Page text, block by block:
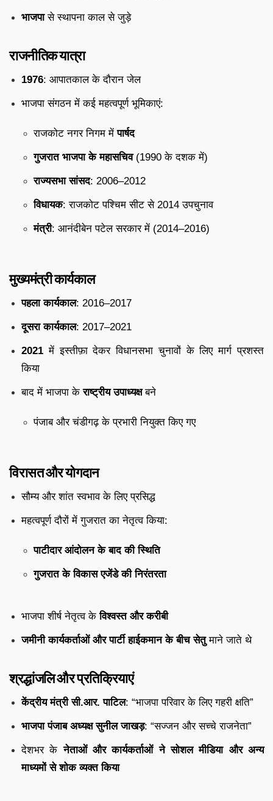
भाजपासे स्थापना काल से जुड़े
राजनीतिक यात्रा
1976: आपातकाल के दौरान जेल
भाजपा संगठन में कई महत्वपूर्ण भूमिकाएं:
राजकोट नगर निगम मेंपार्षद
गुजरात भाजपा के महासचिव(1990 के दशक में)
राज्यसभा सांसद: 2006–2012
विधायक: राजकोट पश्चिम सीट से 2014 उपचुनाव
मंत्री: आनंदीबेन पटेल सरकार में (2014–2016)
मुख्यमंत्री कार्यकाल
पहला कार्यकाल: 2016–2017
दूसरा कार्यकाल: 2017–2021
2021 में इस्तीफ़ा देकर विधानसभा चुनावों के लिए मार्ग प्रशस्त
किया
बाद में भाजपा केराष्ट्रीय उपाध्यक्षबने
पंजाब और चंडीगढ़ के प्रभारी नियुक्त किए गए
विरासत और योगदान
सौम्य और शांत स्वभाव के लिए प्रसिद्ध
महत्वपूर्ण दौरों में गुजरात का नेतृत्व किया:
पाटीदार आंदोलन के बाद की स्थिति
गुजरात के विकास एजेंडे की निरंतरता
भाजपा शीर्ष नेतृत्व केविश्वस्त और करीबी
जमीनी कार्यकर्ताओं और पार्टी हाईकमान के बीच सेतुमाने जाते थे
श्रद्धांजलि और प्रतिक्रियाएं
केंद्रीय मंत्री सी.आर. पाटिल: “भाजपा परिवार के लिए गहरी क्षति”
भाजपा पंजाब अध्यक्ष सुनील जाखड़: “सज्जन और सच्चे राजनेता”
देशभर केनेताओं और कार्यकर्ताओं ने सोशल मीडिया और अन्य
माध्यमों से शोक व्यक्त किया